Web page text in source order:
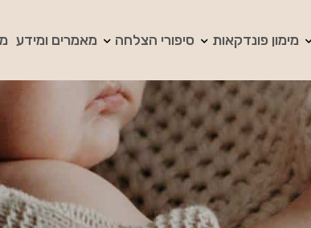
מימון פונדקאות סיפורי הצלחה מאמרים ומידע